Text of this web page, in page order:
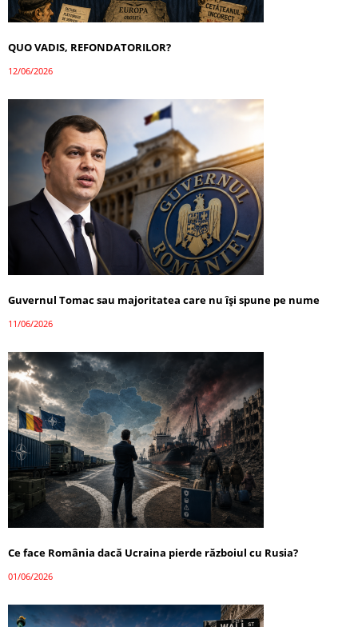
QUO VADIS, REFONDATORILOR?
12/06/2026
Guvernul Tomac sau majoritatea care nu își spune pe nume
11/06/2026
Ce face România dacă Ucraina pierde războiul cu Rusia?
01/06/2026